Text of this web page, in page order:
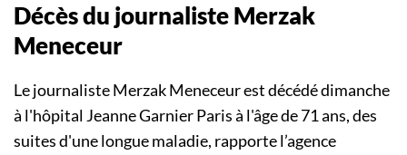
Décès du journaliste Merzak
Meneceur
Le journaliste Merzak Meneceur est décédé dimanche
à l'hôpital Jeanne Garnier Paris à l'âge de 71 ans, des
suites d'une longue maladie, rapporte l’agence